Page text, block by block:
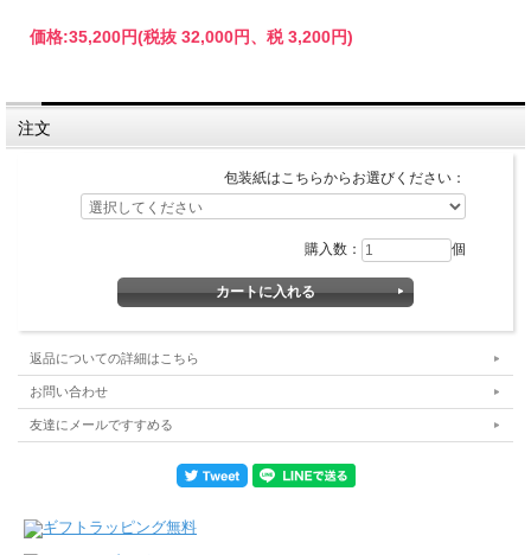
価格:35,200円(税抜 32,000円、税 3,200円)
注文
包装紙はこちらからお選びください：
購入数： 個
返品についての詳細はこちら
お問い合わせ
友達にメールですすめる